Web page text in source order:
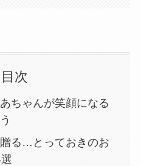
目次
ちゃんが笑顔になる
る…とっておきのお